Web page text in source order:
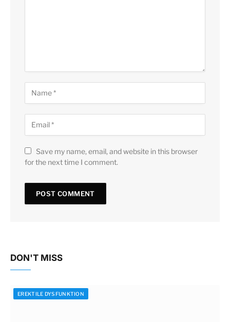
Save my name, email, and website in this browser
for the next time I comment.
DON'T MISS
EREKTILE DYSFUNKTION